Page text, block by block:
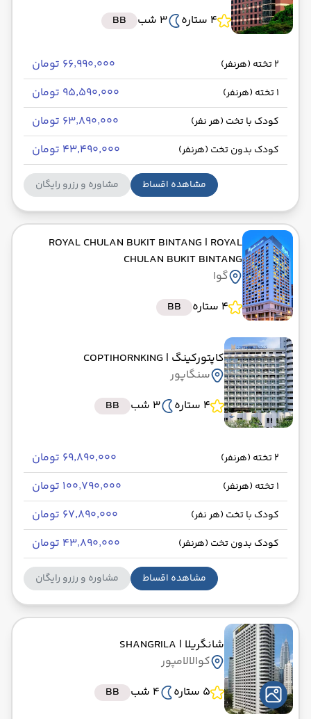
4 ستاره
3 شب BB
2 تخته (هرنفر) ۶۶٬۹۹۰٬۰۰۰ تومان
1 تخته (هرنفر) ۹۵٬۵۹۰٬۰۰۰ تومان
کودک با تخت (هر نفر) ۶۳٬۸۹۰٬۰۰۰ تومان
کودک بدون تخت (هرنفر) ۴۳٬۴۹۰٬۰۰۰ تومان
مشاهده اقساط مشاوره و رزرو رایگان
ROYAL CHULAN BUKIT BINTANG | ROYAL
CHULAN BUKIT BINTANG
گوا
4 ستاره
BB
کاپتورکینگ | COPTIHORNKING
سنگاپور
4 ستاره
3 شب BB
2 تخته (هرنفر) ۶۹٬۸۹۰٬۰۰۰ تومان
1 تخته (هرنفر) ۱۰۰٬۷۹۰٬۰۰۰ تومان
کودک با تخت (هر نفر) ۶۷٬۸۹۰٬۰۰۰ تومان
کودک بدون تخت (هرنفر) ۴۳٬۸۹۰٬۰۰۰ تومان
مشاهده اقساط مشاوره و رزرو رایگان
شانگریلا | SHANGRILA
کوالالامپور
5 ستاره
4 شب BB